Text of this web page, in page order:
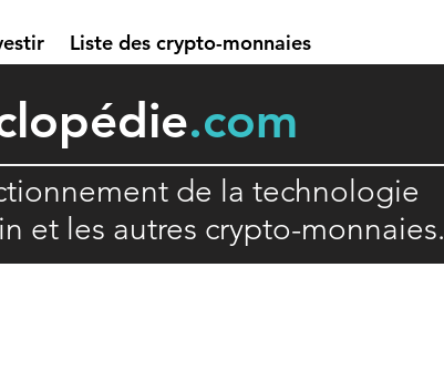
Liste des crypto-monnaies
.com
de la technologie
et les autres crypto-monnaies.